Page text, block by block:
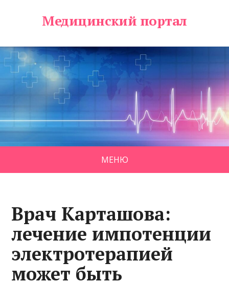
Медицинский портал
МЕНЮ
Врач Карташова:
лечение импотенции
электротерапией
может быть